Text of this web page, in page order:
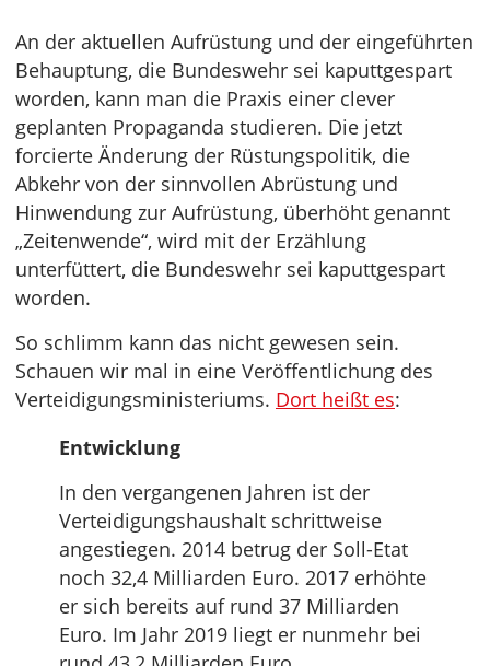
An der aktuellen Aufrüstung und der eingeführten
Behauptung, die Bundeswehr sei kaputtgespart
worden, kann man die Praxis einer clever
geplanten Propaganda studieren. Die jetzt
forcierte Änderung der Rüstungspolitik, die
Abkehr von der sinnvollen Abrüstung und
Hinwendung zur Aufrüstung, überhöht genannt
„Zeitenwende“, wird mit der Erzählung
unterfüttert, die Bundeswehr sei kaputtgespart
worden.
So schlimm kann das nicht gewesen sein.
Schauen wir mal in eine Veröffentlichung des
Verteidigungsministeriums. Dort heißt es:
Entwicklung
In den vergangenen Jahren ist der
Verteidigungshaushalt schrittweise
angestiegen. 2014 betrug der Soll-Etat
noch 32,4 Milliarden Euro. 2017 erhöhte
er sich bereits auf rund 37 Milliarden
Euro. Im Jahr 2019 liegt er nunmehr bei